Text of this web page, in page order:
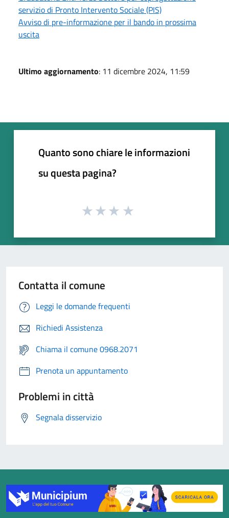
servizio di Pronto Intervento Sociale (PIS)
Avviso di pre-informazione per il bando in prossima
uscita
Ultimo aggiornamento: 11 dicembre 2024, 11:59
Quanto sono chiare le informazioni
su questa pagina?
Contatta il comune
Leggi le domande frequenti
Richiedi Assistenza
Chiama il comune 0968.2071
Prenota un appuntamento
Problemi in città
Segnala disservizio